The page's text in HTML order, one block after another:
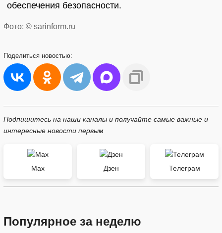
обеспечения безопасности.
Фото: © sarinform.ru
Поделиться новостью:
Подпишитесь на наши каналы и получайте самые важные и
интересные новости первым
Max Дзен Телеграм
Популярное за неделю